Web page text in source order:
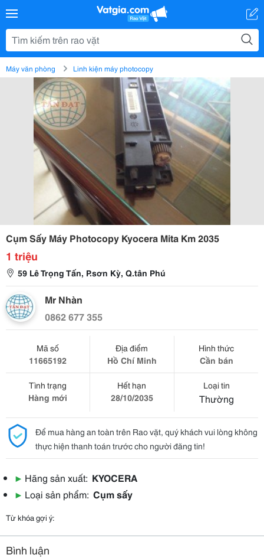
Máy văn phòng Linh kiện máy photocopy
Cụm Sấy Máy Photocopy Kyocera Mita Km 2035
1 triệu
59 Lê Trọng Tấn, P.sơn Kỳ, Q.tân Phú
Mr Nhàn
0862 677 355
Mã số
11665192
Địa điểm
Hồ Chí Minh
Hình thức
Cần bán
Tình trạng
Hàng mới
Hết hạn
28/10/2035
Loại tin
Thường
Để mua hàng an toàn trên Rao vặt, quý khách vui lòng không
thực hiện thanh toán trước cho người đăng tin!
▶ Hãng sản xuất: KYOCERA
▶ Loại sản phẩm: Cụm sấy
Từ khóa gợi ý:
Bình luận